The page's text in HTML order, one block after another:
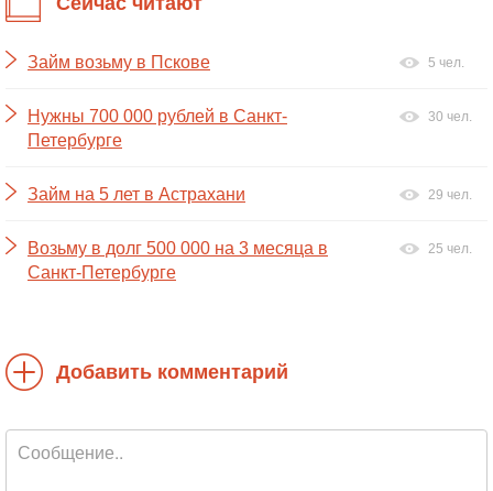
Займ возьму в Пскове 5 чел.
Нужны 700 000 рублей в Санкт-
Петербурге
30 чел.
Займ на 5 лет в Астрахани 29 чел.
Возьму в долг 500 000 на 3 месяца в
Санкт-Петербурге
25 чел.
Добавить комментарий